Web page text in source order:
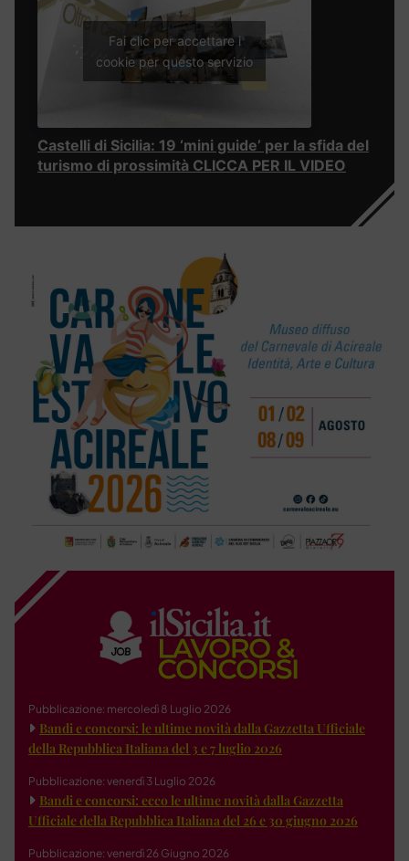
Fai clic per accettare i
cookie per questo servizio
Castelli di Sicilia: 19 ‘mini guide’ per la sfida del
turismo di prossimità CLICCA PER IL VIDEO
Pubblicazione: mercoledì 8 Luglio 2026
Bandi e concorsi: le ultime novità dalla Gazzetta Ufficiale
della Repubblica Italiana del 3 e 7 luglio 2026
Pubblicazione: venerdì 3 Luglio 2026
Bandi e concorsi: ecco le ultime novità dalla Gazzetta
Ufficiale della Repubblica Italiana del 26 e 30 giugno 2026
Pubblicazione: venerdì 26 Giugno 2026